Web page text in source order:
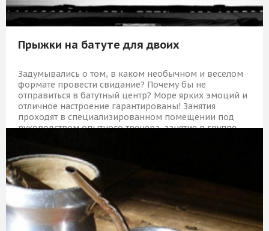
Прыжки на батуте для двоих
Задумывались о том, в каком необычном и веселом
формате провести свидание? Почему бы не
отправиться в батутный центр? Море ярких эмоций и
отличное настроение гарантированы! Занятия
проходят в специализированном помещении под
руководством опытного тренера, занятие в группе.
2 069 Р